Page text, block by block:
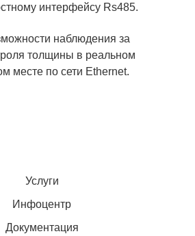
интерфейсу Rs485.
наблюдения за
толщины в реальном
месте по сети Ethernet.
Услуги
Инфоцентр
Документация